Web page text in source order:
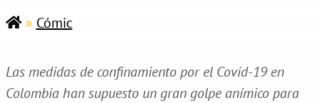
» Cómic
Las medidas de confinamiento por el Covid-19 en
Colombia han supuesto un gran golpe anímico para